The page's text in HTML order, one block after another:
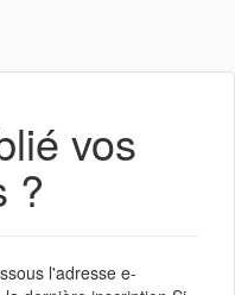
vos
?
l'adresse e-